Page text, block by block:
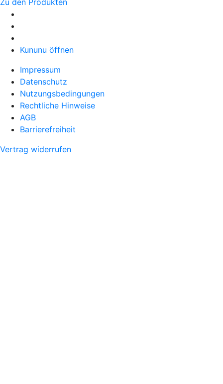
Zu den Produkten
Kununu öffnen
Impressum
Datenschutz
Nutzungsbedingungen
Rechtliche Hinweise
AGB
Barrierefreiheit
Vertrag widerrufen